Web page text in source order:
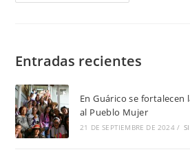
Entradas recientes
En Guárico se
al Pueblo Mujer
21 DE SEPTIEMBRE DE 2024 /